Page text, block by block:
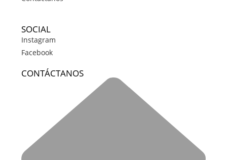
SOCIAL
Instagram
Facebook
CONTÁCTANOS